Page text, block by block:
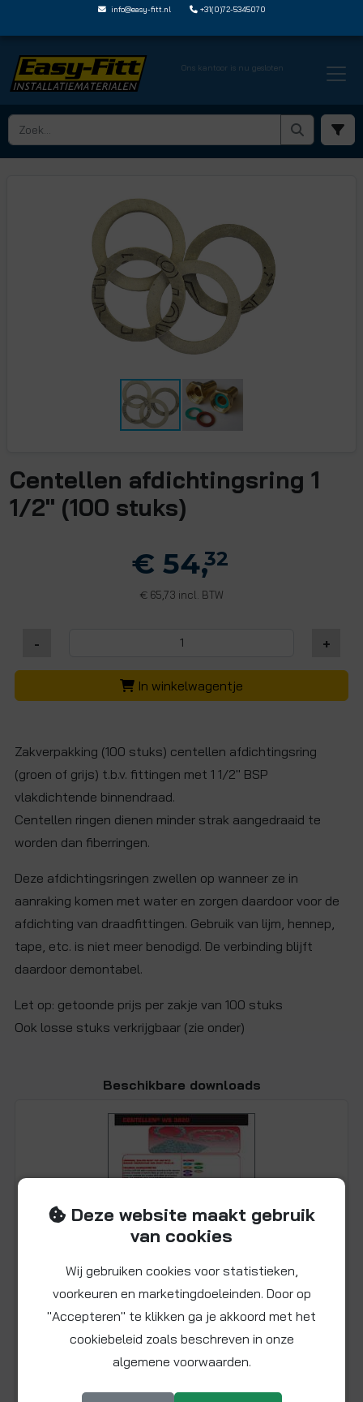
info@easy-fitt.nl +31(0)72-5345070
Ons kantoor is nu gesloten
HOME › PAKKINGRINGEN › CENTELLEN AFDICHTINGSRINGEN GROEN › 6190 17CO ZK
Centellen afdichtingsring 1
1/2" (100 stuks)
€ 54,32
€ 65,73 incl. BTW
- +
In winkelwagentje
Zakverpakking (100 stuks) centellen afdichtingsring
(groen of grijs) t.b.v. fittingen met 1 1/2" BSP
vlakdichtende binnendraad.
Centellen ringen dienen minder strak aangedraaid te
worden dan fiberringen.
Deze afdichtingsringen zwellen op wanneer ze in
aanraking komen met water en zorgen daardoor voor de
afdichting van draadfittingen. Gebruik van lijm, hennep,
tape, etc. is niet meer benodigd. De verbinding blijft
daardoor demontabel.
Let op: getoonde prijs per zakje van 100 stuks
Ook losse stuks verkrijgbaar (zie onder)
Beschikbare downloads
Datasheet centellen pakkingringen
Log in om de datasheet te kunnen downloaden.
Deze website maakt gebruik
van cookies
Wij gebruiken cookies voor statistieken,
voorkeuren en marketingdoeleinden. Door op
"Accepteren" te klikken ga je akkoord met het
cookiebeleid zoals beschreven in onze
algemene voorwaarden.